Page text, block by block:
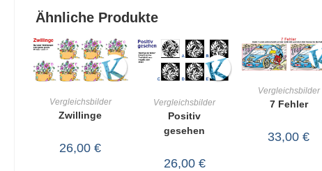
Ähnliche Produkte
WARENKORB
Vergleichsbilder
Zwillinge
26,00€
Vergleichsbilder
Positiv
gesehen
26,00 €
Vergleichsbilder
7 Fehler
33,00 €